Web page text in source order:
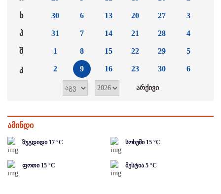
ხ
პ
შ
კ
30
31
1
2
6
7
8
9
13
14
15
16
20
21
22
23
27
28
29
30
3
4
5
6
ამინდი
ზუგდიდი 17 °C სოხუმი 15 °C
ფოთი 15 °C მესტია 5 °C